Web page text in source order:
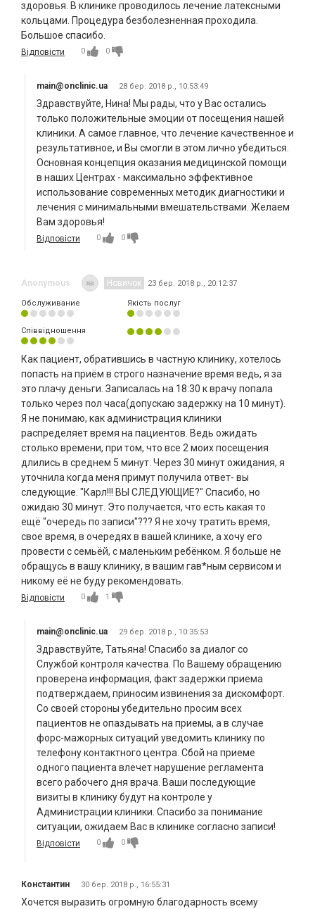
здоровья. В клинике проводилось лечение латексными
кольцами. Процедура безболезненная проходила.
Большое спасибо.
Відповісти 0 0
main@onclinic.ua 28 бер. 2018 р., 10:53:49
Здравствуйте, Нина! Мы рады, что у Вас остались
только положительные эмоции от посещения нашей
клиники. А самое главное, что лечение качественное и
результативное, и Вы смогли в этом лично убедиться.
Основная концепция оказания медицинской помощи
в наших Центрах - максимально эффективное
использование современных методик диагностики и
лечения с минимальными вмешательствами. Желаем
Вам здоровья!
Відповісти 0 0
Anonymous Новичок 23 бер. 2018 р., 20:12:37
Обслуживание Якість послуг
Співвідношення
Как пациент, обратившись в частную клинику, хотелось
попасть на приём в строго назначение время ведь, я за
это плачу деньги. Записалась на 18:30 к врачу попала
только через пол часа(допускаю задержку на 10 минут).
Я не понимаю, как администрация клиники
распределяет время на пациентов. Ведь ожидать
столько времени, при том, что все 2 моих посещения
длились в среднем 5 минут. Через 30 минут ожидания, я
уточнила когда меня примут получила ответ- вы
следующие. "Карл!!! ВЫ СЛЕДУЮЩИЕ?" Спасибо, но
ожидаю 30 минут. Это получается, что есть какая то
ещё "очередь по записи"??? Я не хочу тратить время,
свое время, в очередях в вашей клинике, а хочу его
провести с семьёй, с маленьким ребёнком. Я больше не
обращусь в вашу клинику, в вашим гав*ным сервисом и
никому её не буду рекомендовать.
Відповісти 0 1
main@onclinic.ua 29 бер. 2018 р., 10:35:53
Здравствуйте, Татьяна! Спасибо за диалог со
Службой контроля качества. По Вашему обращению
проверена информация, факт задержки приема
подтверждаем, приносим извинения за дискомфорт.
Со своей стороны убедительно просим всех
пациентов не опаздывать на приемы, а в случае
форс-мажорных ситуаций уведомить клинику по
телефону контактного центра. Сбой на приеме
одного пациента влечет нарушение регламента
всего рабочего дня врача. Ваши последующие
визиты в клинику будут на контроле у
Администрации клиники. Спасибо за понимание
ситуации, ожидаем Вас в клинике согласно записи!
Відповісти 0 0
Константин 30 бер. 2018 р., 16:55:31
Хочется выразить огромную благодарность всему